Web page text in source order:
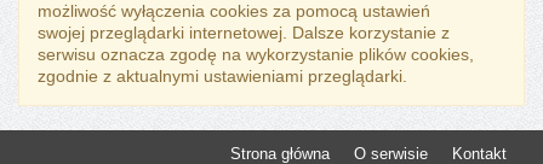
możliwość wyłączenia cookies za pomocą ustawień
swojej przeglądarki internetowej. Dalsze korzystanie z
serwisu oznacza zgodę na wykorzystanie plików cookies,
zgodnie z aktualnymi ustawieniami przeglądarki.
Strona główna O serwisie Kontakt